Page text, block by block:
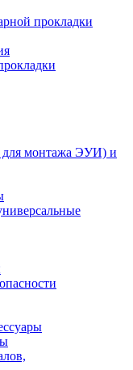
прокладки
для монтажа ЭУИ) и